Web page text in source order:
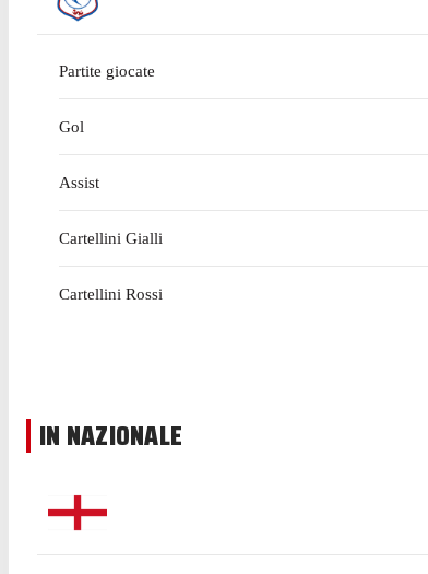
Partite giocate
Gol
Assist
Cartellini Gialli
Cartellini Rossi
IN NAZIONALE